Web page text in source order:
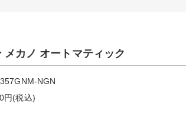
メカノ オートマティック
NGN
円(税込)